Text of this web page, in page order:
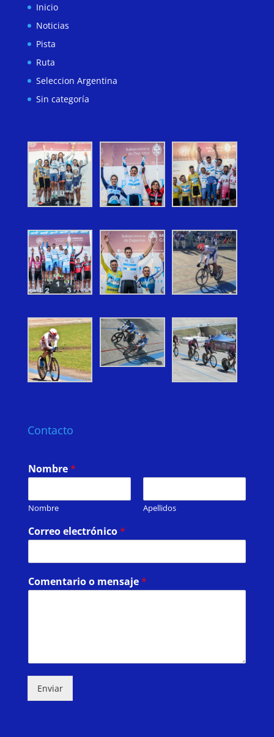
Inicio
Noticias
Pista
Ruta
Seleccion Argentina
Sin categoría
Contacto
Nombre*
Nombre Apellidos
Correo electrónico*
Comentario o mensaje*
Enviar